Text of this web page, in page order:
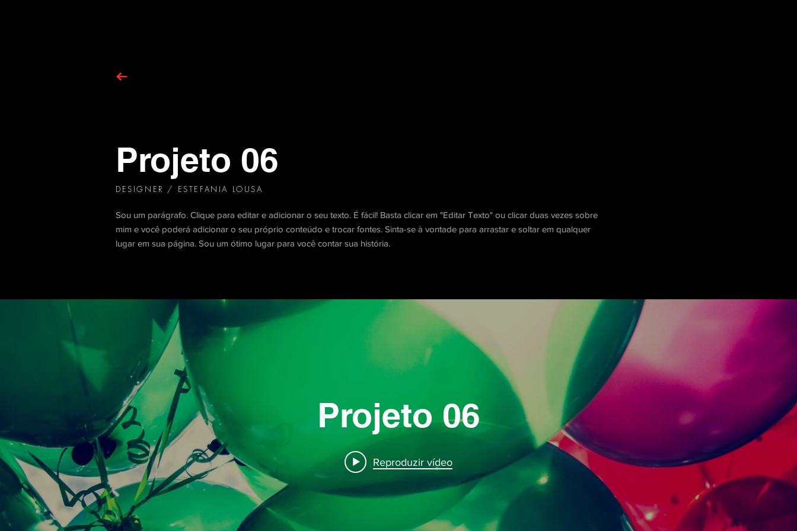
Projeto 06
DESIGNER / ESTEFANIA LOUSA
Sou um parágrafo. Clique para editar e adicionar o seu texto. É fácil! Basta clicar em "Editar Texto" ou clicar duas vezes sobre
mim e você poderá adicionar o seu próprio conteúdo e trocar fontes. Sinta-se à vontade para arrastar e soltar em qualquer
lugar em sua página. Sou um ótimo lugar para você contar sua história.
Projeto 06
Reproduzir vídeo